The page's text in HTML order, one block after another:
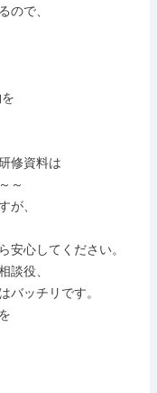
ので、
修資料は
～
が、
安心してください。
談役、
バッチリです。